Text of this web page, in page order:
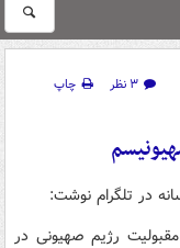
۳ نظر
چاپ
در تلگرام نوشت:
رژیم صهیونی در